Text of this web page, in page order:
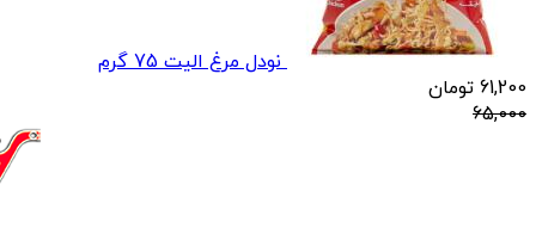
نودل مرغ الیت 75 گرم
61,200 تومان
65,000